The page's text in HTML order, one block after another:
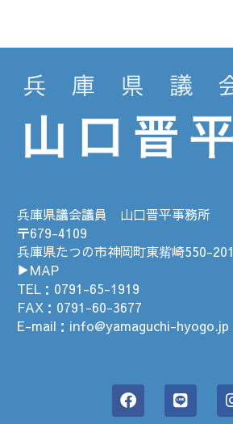
兵庫県議会議員 山口晋平事務所
〒679-4109
兵庫県たつの市神岡町東觜崎550-201
▶MAP
TEL： 0791-65-1919
FAX：0791-60-3677
E-mail： info@yamaguchi-hyogo.jp